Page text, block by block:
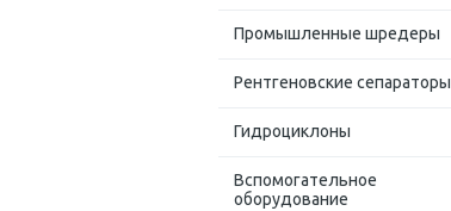
Промышленные шредеры
Рентгеновские сепараторы
Гидроциклоны
Вспомогательное
оборудование